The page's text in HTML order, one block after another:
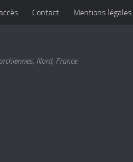
Contact Mentions légales
Nord, France